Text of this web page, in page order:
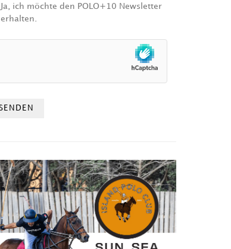
Ja, ich möchte den POLO+10 Newsletter
erhalten.